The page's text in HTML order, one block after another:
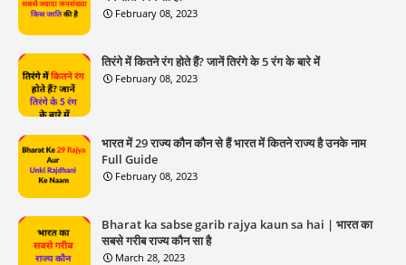
February 08, 2023
तिरंगे में कितने रंग होते हैं? जानें तिरंगे के 5 रंग के बारे में
February 08, 2023
भारत में 29 राज्य कौन कौन से हैं भारत में कितने राज्य है उनके नाम
Full Guide
February 08, 2023
Bharat ka sabse garib rajya kaun sa hai | भारत का
सबसे गरीब राज्य कौन सा है
March 28, 2023